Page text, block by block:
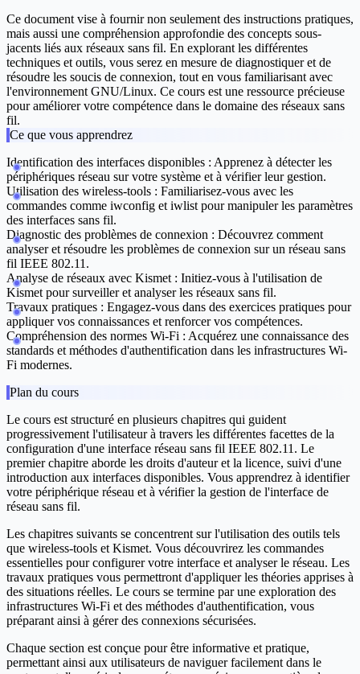
Ce document vise à fournir non seulement des instructions pratiques,
mais aussi une compréhension approfondie des concepts sous-
jacents liés aux réseaux sans fil. En explorant les différentes
techniques et outils, vous serez en mesure de diagnostiquer et de
résoudre les soucis de connexion, tout en vous familiarisant avec
l'environnement GNU/Linux. Ce cours est une ressource précieuse
pour améliorer votre compétence dans le domaine des réseaux sans
fil.
Ce que vous apprendrez
Identification des interfaces disponibles : Apprenez à détecter les
périphériques réseau sur votre système et à vérifier leur gestion.
Utilisation des wireless-tools : Familiarisez-vous avec les
commandes comme iwconfig et iwlist pour manipuler les paramètres
des interfaces sans fil.
Diagnostic des problèmes de connexion : Découvrez comment
analyser et résoudre les problèmes de connexion sur un réseau sans
fil IEEE 802.11.
Analyse de réseaux avec Kismet : Initiez-vous à l'utilisation de
Kismet pour surveiller et analyser les réseaux sans fil.
Travaux pratiques : Engagez-vous dans des exercices pratiques pour
appliquer vos connaissances et renforcer vos compétences.
Compréhension des normes Wi-Fi : Acquérez une connaissance des
standards et méthodes d'authentification dans les infrastructures Wi-
Fi modernes.
Plan du cours
Le cours est structuré en plusieurs chapitres qui guident
progressivement l'utilisateur à travers les différentes facettes de la
configuration d'une interface réseau sans fil IEEE 802.11. Le
premier chapitre aborde les droits d'auteur et la licence, suivi d'une
introduction aux interfaces disponibles. Vous apprendrez à identifier
votre périphérique réseau et à vérifier la gestion de l'interface de
réseau sans fil.
Les chapitres suivants se concentrent sur l'utilisation des outils tels
que wireless-tools et Kismet. Vous découvrirez les commandes
essentielles pour configurer votre interface et analyser le réseau. Les
travaux pratiques vous permettront d'appliquer les théories apprises à
des situations réelles. Le cours se termine par une exploration des
infrastructures Wi-Fi et des méthodes d'authentification, vous
préparant ainsi à gérer des connexions sécurisées.
Chaque section est conçue pour être informative et pratique,
permettant ainsi aux utilisateurs de naviguer facilement dans le